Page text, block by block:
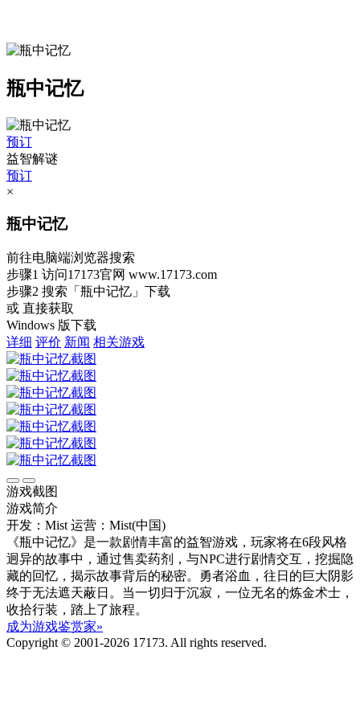
瓶中记忆
预订
益智解谜
预订
×
瓶中记忆
前往电脑端浏览器搜索
步骤1 访问17173官网 www.17173.com
步骤2 搜索 「瓶中记忆」 下载
或 直接获取
Windows 版下载
详细 评价 新闻 相关游戏
游戏截图
游戏简介
开发：Mist 运营：Mist(中国)
《瓶中记忆》是一款剧情丰富的益智游戏，玩家将在6段风格
迥异的故事中，通过售卖药剂，与NPC进行剧情交互，挖掘隐
藏的回忆，揭示故事背后的秘密。勇者浴血，往日的巨大阴影
终于无法遮天蔽日。当一切归于沉寂，一位无名的炼金术士，
收拾行装，踏上了旅程。
成为游戏鉴赏家»
Copyright © 2001-2026 17173. All rights reserved.